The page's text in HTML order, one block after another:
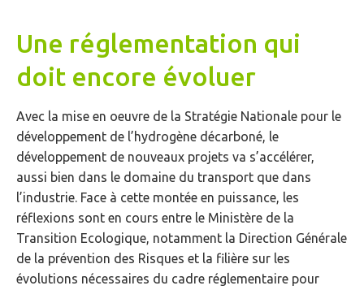
Une réglementation qui
doit encore évoluer
Avec la mise en oeuvre de la Stratégie Nationale pour le
développement de l’hydrogène décarboné, le
développement de nouveaux projets va s’accélérer,
aussi bien dans le domaine du transport que dans
l’industrie. Face à cette montée en puissance, les
réflexions sont en cours entre le Ministère de la
Transition Ecologique, notamment la Direction Générale
de la prévention des Risques et la filière sur les
évolutions nécessaires du cadre réglementaire pour